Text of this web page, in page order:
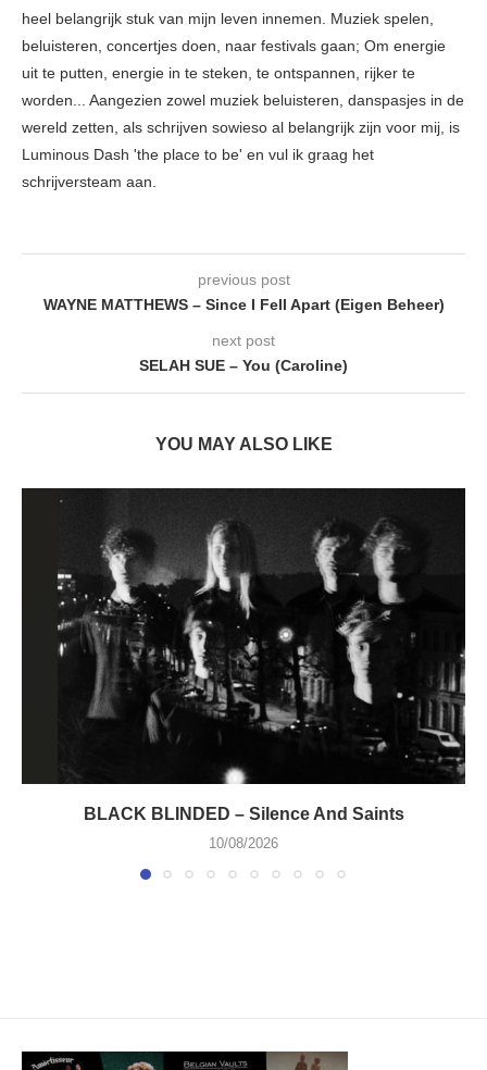
heel belangrijk stuk van mijn leven innemen. Muziek spelen,
beluisteren, concertjes doen, naar festivals gaan; Om energie
uit te putten, energie in te steken, te ontspannen, rijker te
worden... Aangezien zowel muziek beluisteren, danspasjes in de
wereld zetten, als schrijven sowieso al belangrijk zijn voor mij, is
Luminous Dash 'the place to be' en vul ik graag het
schrijversteam aan.
previous post
WAYNE MATTHEWS – Since I Fell Apart (Eigen Beheer)
next post
SELAH SUE – You (Caroline)
YOU MAY ALSO LIKE
BLACK BLINDED – Silence And Saints
10/08/2026